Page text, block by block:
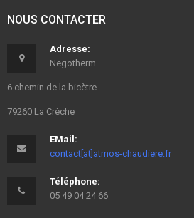
NOUS CONTACTER
Adresse:
Negotherm
6 chemin de la bicètre
79260 La Crèche
EMail:
contact[at]atmos-chaudiere.fr
Téléphone:
05 49 04 24 66